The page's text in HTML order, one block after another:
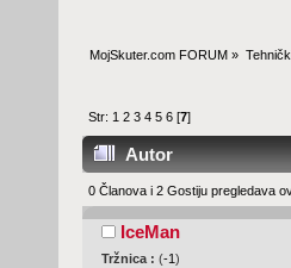
MojSkuter.com FORUM »
Str: 1 2 3 4 5 6 [7]
Autor
0 Članova i 2 Gostiju pregledava
IceMan
Tržnica : (-1 )